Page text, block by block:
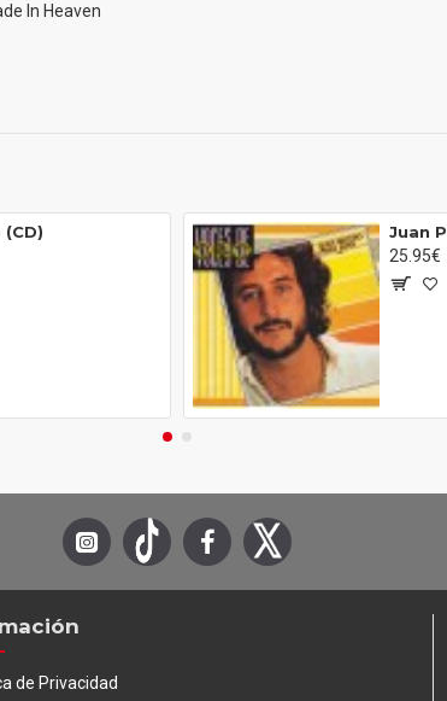
In Heaven
Juan
25.95€
de Privacidad